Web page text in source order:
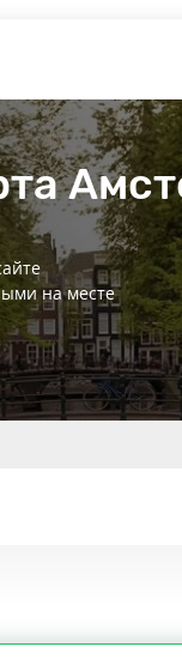
на месте